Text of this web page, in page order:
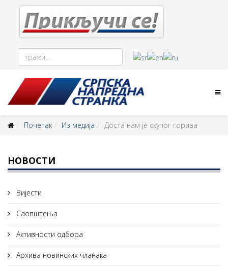
Почетак Из медија Доста нам је скупог горива
НОВОСТИ
Вијести
Саопштења
Активности одбора
Архива новинских чланака